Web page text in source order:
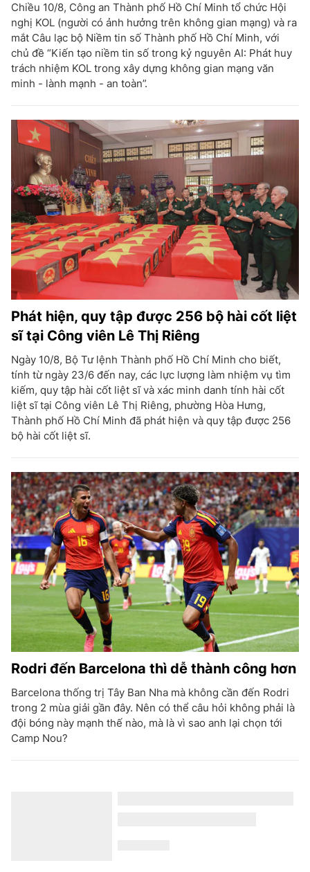
Chiều 10/8, Công an Thành phố Hồ Chí Minh tổ chức Hội
nghị KOL (người có ảnh hưởng trên không gian mạng) và ra
mắt Câu lạc bộ Niềm tin số Thành phố Hồ Chí Minh, với
chủ đề “Kiến tạo niềm tin số trong kỷ nguyên AI: Phát huy
trách nhiệm KOL trong xây dựng không gian mạng văn
minh - lành mạnh - an toàn”.
Phát hiện, quy tập được 256 bộ hài cốt liệt
sĩ tại Công viên Lê Thị Riêng
Ngày 10/8, Bộ Tư lệnh Thành phố Hồ Chí Minh cho biết,
tính từ ngày 23/6 đến nay, các lực lượng làm nhiệm vụ tìm
kiếm, quy tập hài cốt liệt sĩ và xác minh danh tính hài cốt
liệt sĩ tại Công viên Lê Thị Riêng, phường Hòa Hưng,
Thành phố Hồ Chí Minh đã phát hiện và quy tập được 256
bộ hài cốt liệt sĩ.
Rodri đến Barcelona thì dễ thành công hơn
Barcelona thống trị Tây Ban Nha mà không cần đến Rodri
trong 2 mùa giải gần đây. Nên có thể câu hỏi không phải là
đội bóng này mạnh thế nào, mà là vì sao anh lại chọn tới
Camp Nou?